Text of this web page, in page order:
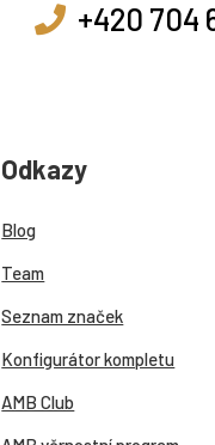
+420 704
Odkazy
Blog
Team
Seznam značek
Konfigurátor kompletu
AMB Club